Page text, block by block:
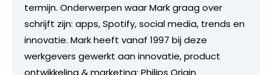
termijn. Onderwerpen waar Mark graag over
schrijft zijn: apps, Spotify, social media, trends en
innovatie. Mark heeft vanaf 1997 bij deze
werkgevers gewerkt aan innovatie, product
ontwikkeling & marketing: Philips Origin